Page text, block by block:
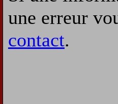
une erreur
contact.